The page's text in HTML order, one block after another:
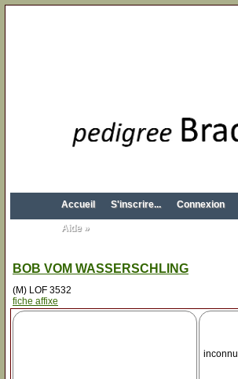
Accueil S'inscrire... Connexion
Aide »
BOB VOM WASSERSCHLING
(M) LOF 3532
fiche affixe
inconnu